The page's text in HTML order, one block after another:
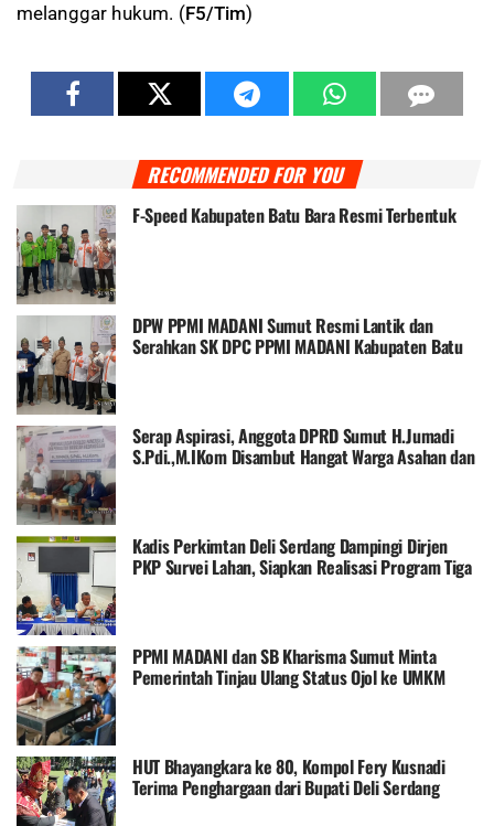
melanggar hukum. (F5/Tim)
RECOMMENDED FOR YOU
F-Speed Kabupaten Batu Bara Resmi Terbentuk
DPW PPMI MADANI Sumut Resmi Lantik dan
Serahkan SK DPC PPMI MADANI Kabupaten Batu
Serap Aspirasi, Anggota DPRD Sumut H.Jumadi
S.Pdi.,M.IKom Disambut Hangat Warga Asahan dan
Kadis Perkimtan Deli Serdang Dampingi Dirjen
PKP Survei Lahan, Siapkan Realisasi Program Tiga
PPMI MADANI dan SB Kharisma Sumut Minta
Pemerintah Tinjau Ulang Status Ojol ke UMKM
HUT Bhayangkara ke 80, Kompol Fery Kusnadi
Terima Penghargaan dari Bupati Deli Serdang